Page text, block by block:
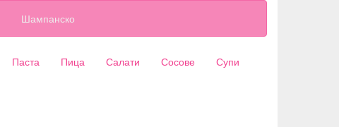
Шампанско
Паста Пица Салати Сосове Супи